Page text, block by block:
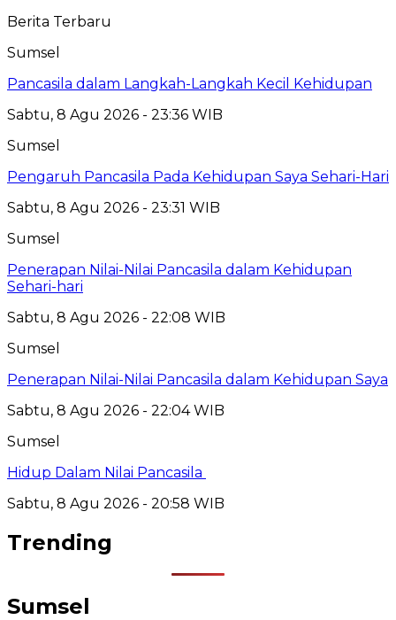
Berita Terbaru
Sumsel
Pancasila dalam Langkah-Langkah Kecil Kehidupan
Sabtu, 8 Agu 2026 - 23:36 WIB
Sumsel
Pengaruh Pancasila Pada Kehidupan Saya Sehari-Hari
Sabtu, 8 Agu 2026 - 23:31 WIB
Sumsel
Penerapan Nilai-Nilai Pancasila dalam Kehidupan
Sehari-hari
Sabtu, 8 Agu 2026 - 22:08 WIB
Sumsel
Penerapan Nilai-Nilai Pancasila dalam Kehidupan Saya
Sabtu, 8 Agu 2026 - 22:04 WIB
Sumsel
Hidup Dalam Nilai Pancasila
Sabtu, 8 Agu 2026 - 20:58 WIB
Trending
Sumsel